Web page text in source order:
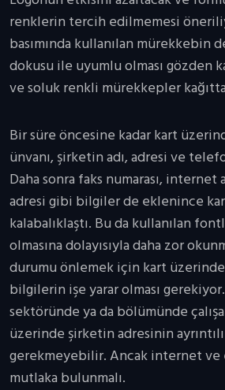
renklerin tercih edilmemesi
basımında kullanılan mürekkebin
dokusu ile uyumlu olması gözden
ve soluk renkli mürekkepler
Bir süre öncesine kadar kart
ünvanı, şirketin adı, adresi ve
Daha sonra faks numarası, internet
adresi gibi bilgiler de eklenince
kalabalıklaştı. Bu da kullanılan
olmasına dolayısıyla daha zor
durumu önlemek için kart
bilgilerin işe yarar olması
sektöründe ya da bölümünde
üzerinde şirketin adresinin
gerekmeyebilir. Ancak internet ve
mutlaka bulunmalı.